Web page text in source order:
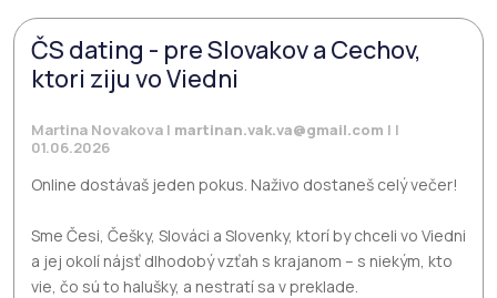
ČS dating - pre Slovakov a Cechov,
ktori ziju vo Viedni
Martina Novakova | martinan.vak.va@gmail.com | |
01.06.2026
Online dostávaš jeden pokus. Naživo dostaneš celý večer!
Sme Česi, Češky, Slováci a Slovenky, ktorí by chceli vo Viedni
a jej okolí nájsť dlhodobý vzťah s krajanom – s niekým, kto
vie, čo sú to halušky, a nestratí sa v preklade.